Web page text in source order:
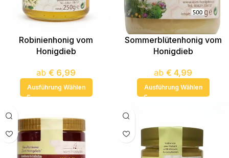
Robinienhonig vom
Honigdieb
ab € 6,99
Ausführung Wählen
Sommerblütenhonig vom
Honigdieb
ab € 4,99
Ausführung Wählen